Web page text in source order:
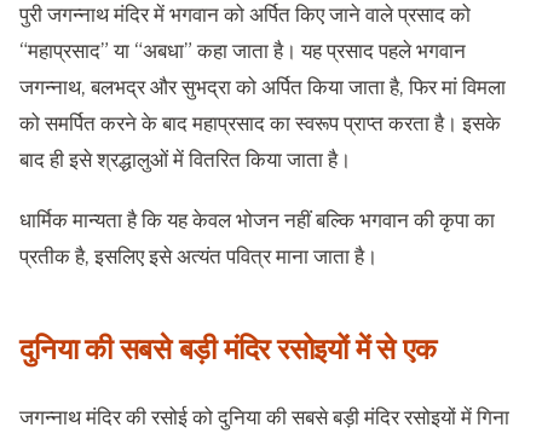
पुरी जगन्नाथ मंदिर में भगवान को अर्पित किए जाने वाले प्रसाद को
“महाप्रसाद” या “अबधा” कहा जाता है। यह प्रसाद पहले भगवान
जगन्नाथ, बलभद्र और सुभद्रा को अर्पित किया जाता है, फिर मां विमला
को समर्पित करने के बाद महाप्रसाद का स्वरूप प्राप्त करता है। इसके
बाद ही इसे श्रद्धालुओं में वितरित किया जाता है।
धार्मिक मान्यता है कि यह केवल भोजन नहीं बल्कि भगवान की कृपा का
प्रतीक है, इसलिए इसे अत्यंत पवित्र माना जाता है।
दुनिया की सबसे बड़ी मंदिर रसोइयों में से एक
जगन्नाथ मंदिर की रसोई को दुनिया की सबसे बड़ी मंदिर रसोइयों में गिना